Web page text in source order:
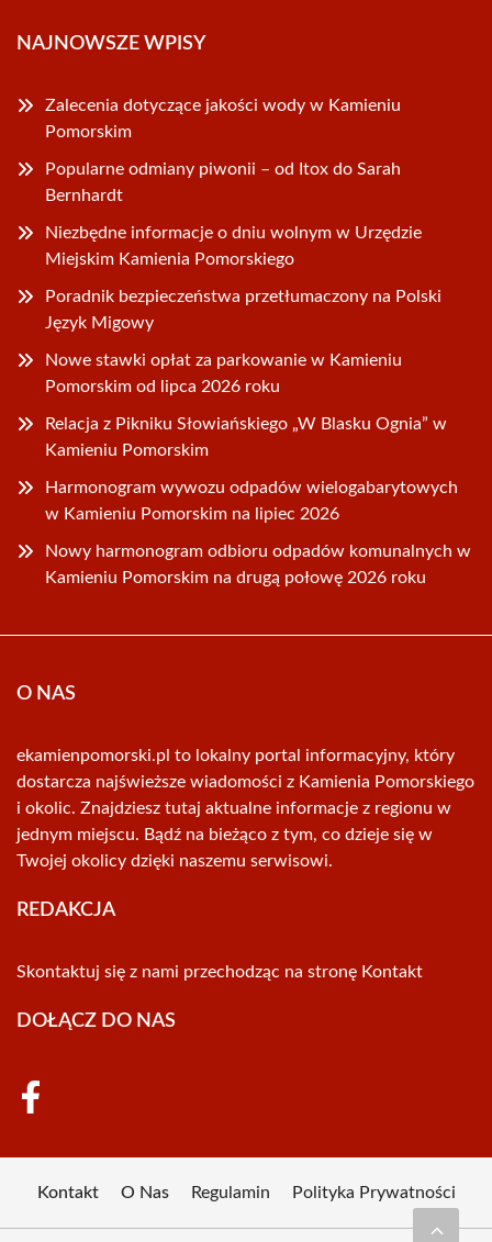
NAJNOWSZE WPISY
Zalecenia dotyczące jakości wody w Kamieniu
Pomorskim
Popularne odmiany piwonii – od Itox do Sarah
Bernhardt
Niezbędne informacje o dniu wolnym w Urzędzie
Miejskim Kamienia Pomorskiego
Poradnik bezpieczeństwa przetłumaczony na Polski
Język Migowy
Nowe stawki opłat za parkowanie w Kamieniu
Pomorskim od lipca 2026 roku
Relacja z Pikniku Słowiańskiego „W Blasku Ognia” w
Kamieniu Pomorskim
Harmonogram wywozu odpadów wielogabarytowych
w Kamieniu Pomorskim na lipiec 2026
Nowy harmonogram odbioru odpadów komunalnych w
Kamieniu Pomorskim na drugą połowę 2026 roku
O NAS
ekamienpomorski.pl to lokalny portal informacyjny, który
dostarcza najświeższe wiadomości z Kamienia Pomorskiego
i okolic. Znajdziesz tutaj aktualne informacje z regionu w
jednym miejscu. Bądź na bieżąco z tym, co dzieje się w
Twojej okolicy dzięki naszemu serwisowi.
REDAKCJA
Skontaktuj się z nami przechodząc na stronę Kontakt
DOŁĄCZ DO NAS
Kontakt O Nas Regulamin Polityka Prywatności